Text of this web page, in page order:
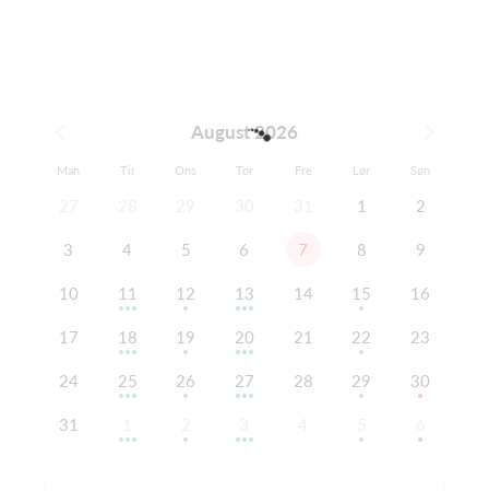
August 2026
Man Tir Ons Tor Fre Lør Søn
1 2
3 4 5 6 7 8 9
10 11 12 13 14 15 16
17 18 19 20 21 22 23
24 25 26 27 28 29 30
31